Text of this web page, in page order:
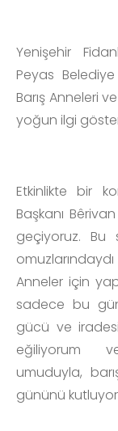
Yenişehir
Peyas
Barış Anneleri
yoğun ilgi
Etkinlikte bir
Başkanı
geçiyoruz. Bu
Anneler için
sadece bu
gücü ve
eğiliyorum ve
umuduyla,
gününü